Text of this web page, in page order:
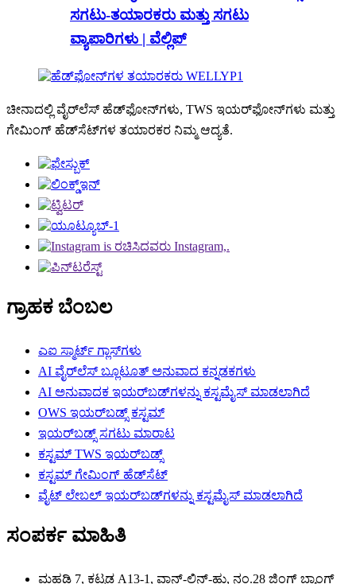
ಸಗಟು-ತಯಾರಕರು ಮತ್ತು ಸಗಟು
ವ್ಯಾಪಾರಿಗಳು | ವೆಲ್ಲಿಪ್
ಚೀನಾದಲ್ಲಿ ವೈರ್‌ಲೆಸ್ ಹೆಡ್‌ಫೋನ್‌ಗಳು, TWS ಇಯರ್‌ಫೋನ್‌ಗಳು ಮತ್ತು
ಗೇಮಿಂಗ್ ಹೆಡ್‌ಸೆಟ್‌ಗಳ ತಯಾರಕರ ನಿಮ್ಮ ಆದ್ಯತೆ.
ಗ್ರಾಹಕ ಬೆಂಬಲ
ಎಐ ಸ್ಮಾರ್ಟ್ ಗ್ಲಾಸ್‌ಗಳು
AI ವೈರ್‌ಲೆಸ್ ಬ್ಲೂಟೂತ್ ಅನುವಾದ ಕನ್ನಡಕಗಳು
AI ಅನುವಾದಕ ಇಯರ್‌ಬಡ್‌ಗಳನ್ನು ಕಸ್ಟಮೈಸ್ ಮಾಡಲಾಗಿದೆ
OWS ಇಯರ್‌ಬಡ್ಸ್ ಕಸ್ಟಮ್
ಇಯರ್‌ಬಡ್ಸ್ ಸಗಟು ಮಾರಾಟ
ಕಸ್ಟಮ್ TWS ಇಯರ್‌ಬಡ್ಸ್
ಕಸ್ಟಮ್ ಗೇಮಿಂಗ್ ಹೆಡ್‌ಸೆಟ್
ವೈಟ್ ಲೇಬಲ್ ಇಯರ್‌ಬಡ್‌ಗಳನ್ನು ಕಸ್ಟಮೈಸ್ ಮಾಡಲಾಗಿದೆ
ಸಂಪರ್ಕ ಮಾಹಿತಿ
ಮಹಡಿ 7, ಕಟ್ಟಡ A13-1, ವಾನ್-ಲಿನ್-ಹು, ನಂ.28 ಜಿಂಗ್ ಬ್ಯಾಂಗ್